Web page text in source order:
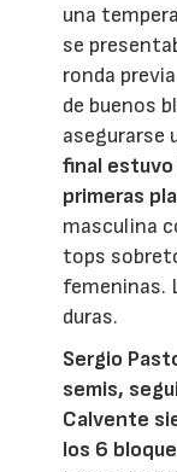
una
se
ronda
de buenos
asegurarse
final
primeras
masculina
tops
femeninas.
duras.
Sergio
semis,
Calvente
los 6